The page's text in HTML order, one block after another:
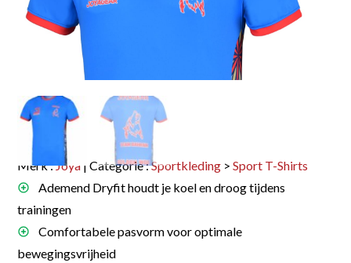
Merk :Joya | Categorie :Sportkleding >Sport T-Shirts
Ademend Dryfit houdt je koel en droog tijdens
trainingen
Comfortabele pasvorm voor optimale
bewegingsvrijheid